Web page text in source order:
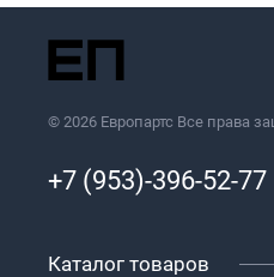
© 2026 Европартс Все права
+7 (953)-396-52-77
Каталог товаров